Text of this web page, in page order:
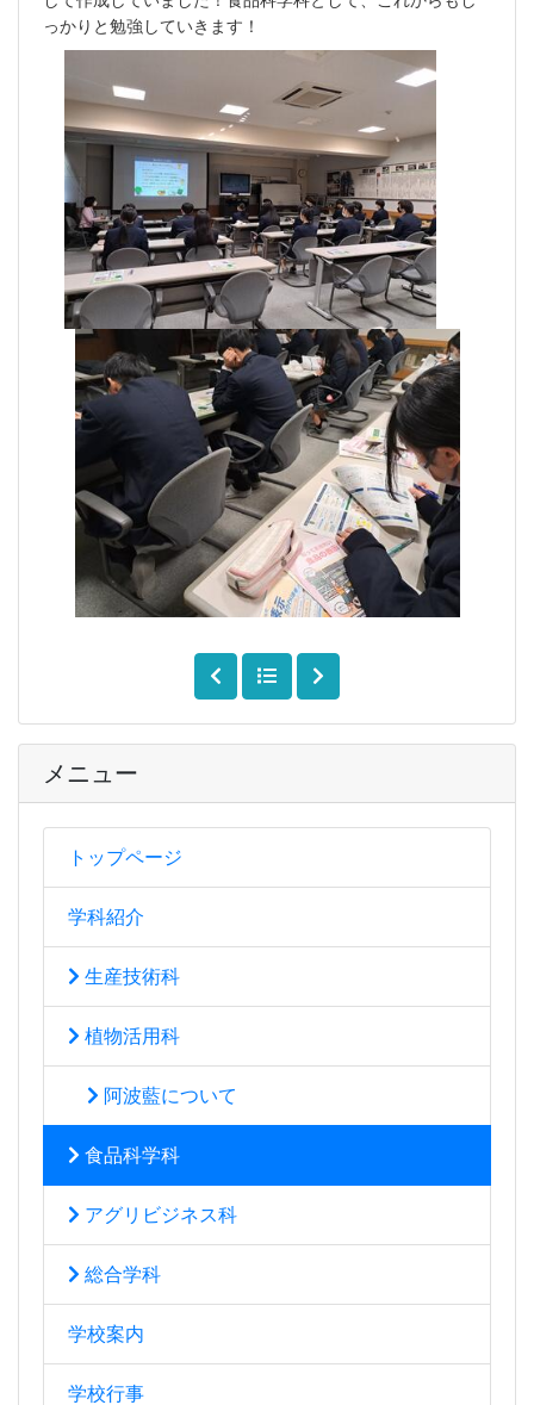
メニュー
トップページ
学科紹介
生産技術科
植物活用科
阿波藍について
食品科学科
アグリビジネス科
総合学科
学校案内
学校行事
っかりと勉強していきます！